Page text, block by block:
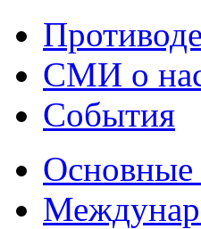
СМИ о
События
Основные